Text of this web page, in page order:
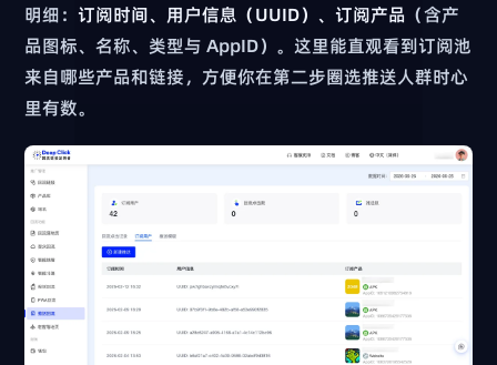
明细： 订阅时间、用户信息（UUID）、订阅产品 （含产
品图标、名称、类型与 AppID）。这里能直观看到订阅池
来自哪些产品和链接，方便你在第二步圈选推送人群时心
里有数。